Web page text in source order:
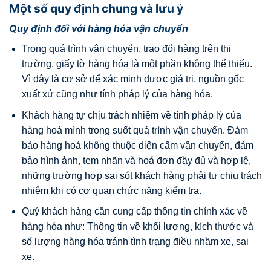
Một số quy định chung và lưu ý
Quy định đối với hàng hóa vận chuyển
Trong quá trình vận chuyển, trao đổi hàng trên thị
trường, giấy tờ hàng hóa là một phần không thể thiếu.
Vì đây là cơ sở để xác minh được giá trị, nguồn gốc
xuất xứ cũng như tính pháp lý của hàng hóa.
Khách hàng tự chịu trách nhiệm về tính pháp lý của
hàng hoá mình trong suốt quá trình vận chuyển. Đảm
bảo hàng hoá không thuộc diện cấm vận chuyển, đảm
bảo hình ảnh, tem nhãn và hoá đơn đầy đủ và hợp lệ,
những trường hợp sai sót khách hàng phải tự chịu trách
nhiệm khi có cơ quan chức năng kiểm tra.
Quý khách hàng cần cung cấp thông tin chính xác về
hàng hóa như: Thông tin về khối lượng, kích thước và
số lượng hàng hóa tránh tình trạng điều nhầm xe, sai
xe.